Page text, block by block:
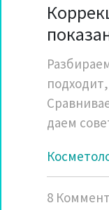
даем
8